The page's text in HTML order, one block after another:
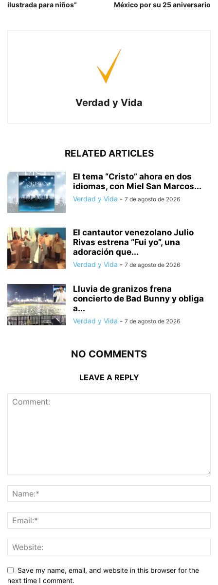
ilustrada para niños”
México por su 25 aniversario
Verdad y Vida
RELATED ARTICLES
El tema “Cristo” ahora en dos
idiomas, con Miel San Marcos...
Verdad y Vida - 7 de agosto de 2026
El cantautor venezolano Julio
Rivas estrena “Fui yo”, una
adoración que...
Verdad y Vida - 7 de agosto de 2026
Lluvia de granizos frena
concierto de Bad Bunny y obliga
a...
Verdad y Vida - 7 de agosto de 2026
NO COMMENTS
LEAVE A REPLY
Save my name, email, and website in this browser for the
next time I comment.